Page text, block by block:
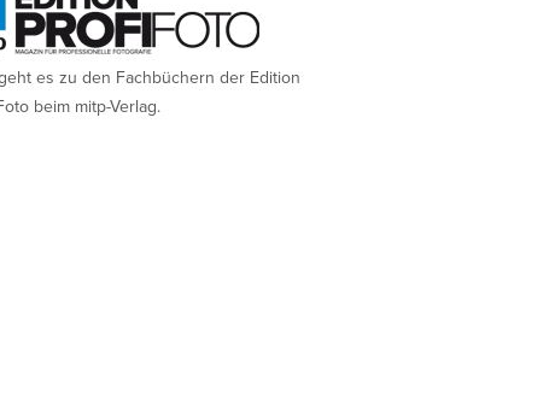
es zu den Fachbüchern der Edition
beim mitp-Verlag.